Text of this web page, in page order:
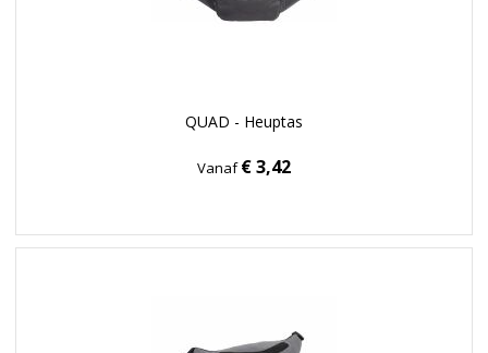
QUAD - Heuptas
Vanaf€ 3,42